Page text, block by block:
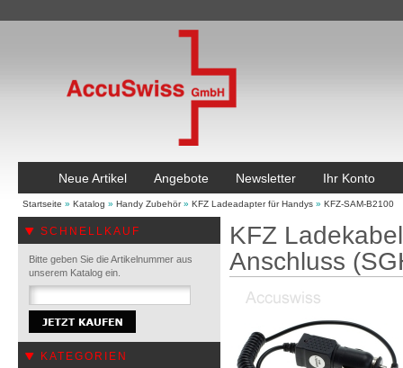
Neue Artikel Angebote Newsletter Ihr Konto
Startseite » Katalog » Handy Zubehör» KFZ Ladeadapter für Handys » KFZ-SAM-B2100
SCHNELLKAUF
Bitte geben Sie die Artikelnummer aus
unserem Katalog ein.
KATEGORIEN
KFZ
Anschluss